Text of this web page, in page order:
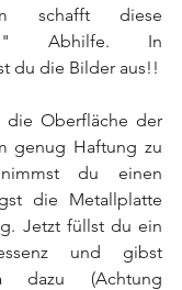
schafft diese
Abhilfe. In
du die Bilder aus!!
die Oberfläche der
genug Haftung zu
du einen
die Metallplatte
Jetzt füllst du ein
und gibst
dazu (Achtung